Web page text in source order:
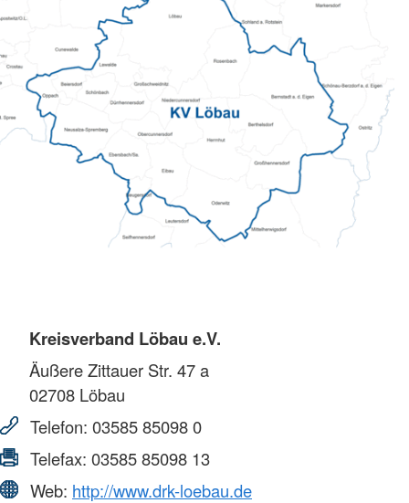
Kreisverband Löbau e.V.
Äußere Zittauer Str. 47 a
02708 Löbau
Telefon: 03585 85098 0
Telefax: 03585 85098 13
Web: http://www.drk-loebau.de